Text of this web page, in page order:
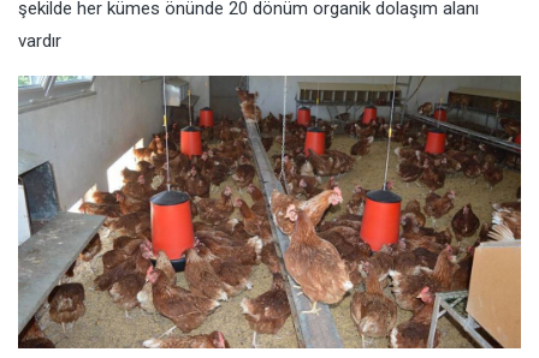
şekilde her kümes önünde 20 dönüm organik dolaşım alanı
vardır